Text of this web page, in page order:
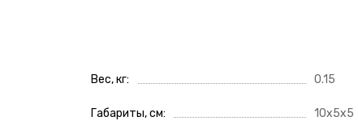
Вес, кг 0.15
Габариты, см 10x5x5